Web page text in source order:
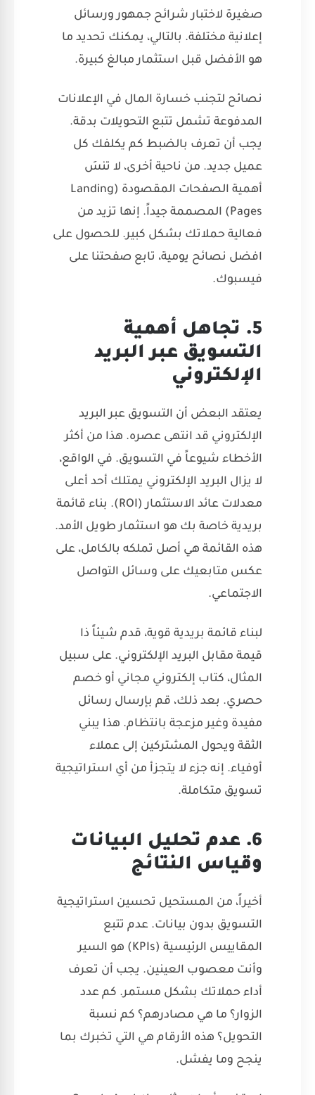
صغيرة لاختبار شرائح جمهور ورسائل
إعلانية مختلفة. بالتالي، يمكنك تحديد ما
هو الأفضل قبل استثمار مبالغ كبيرة.
نصائح لتجنب خسارة المال في الإعلانات
المدفوعة تشمل تتبع التحويلات بدقة.
يجب أن تعرف بالضبط كم يكلفك كل
عميل جديد. من ناحية أخرى، لا تنسَ
أهمية الصفحات المقصودة (Landing
Pages) المصممة جيداً. إنها تزيد من
فعالية حملاتك بشكل كبير. للحصول على
افضل نصائح يومية، تابع صفحتنا على
فيسبوك.
5. تجاهل أهمية
التسويق عبر البريد
الإلكتروني
يعتقد البعض أن التسويق عبر البريد
الإلكتروني قد انتهى عصره. هذا من أكثر
الأخطاء شيوعاً في التسويق. في الواقع،
لا يزال البريد الإلكتروني يمتلك أحد أعلى
معدلات عائد الاستثمار (ROI). بناء قائمة
بريدية خاصة بك هو استثمار طويل الأمد.
هذه القائمة هي أصل تملكه بالكامل، على
عكس متابعيك على وسائل التواصل
الاجتماعي.
لبناء قائمة بريدية قوية، قدم شيئاً ذا
قيمة مقابل البريد الإلكتروني. على سبيل
المثال، كتاب إلكتروني مجاني أو خصم
حصري. بعد ذلك، قم بإرسال رسائل
مفيدة وغير مزعجة بانتظام. هذا يبني
الثقة ويحول المشتركين إلى عملاء
أوفياء. إنه جزء لا يتجزأ من أي استراتيجية
تسويق متكاملة.
6. عدم تحليل البيانات
وقياس النتائج
أخيراً، من المستحيل تحسين استراتيجية
التسويق بدون بيانات. عدم تتبع
المقاييس الرئيسية (KPIs) هو السير
وأنت معصوب العينين. يجب أن تعرف
أداء حملاتك بشكل مستمر. كم عدد
الزوار؟ ما هي مصادرهم؟ كم نسبة
التحويل؟ هذه الأرقام هي التي تخبرك بما
ينجح وما يفشل.